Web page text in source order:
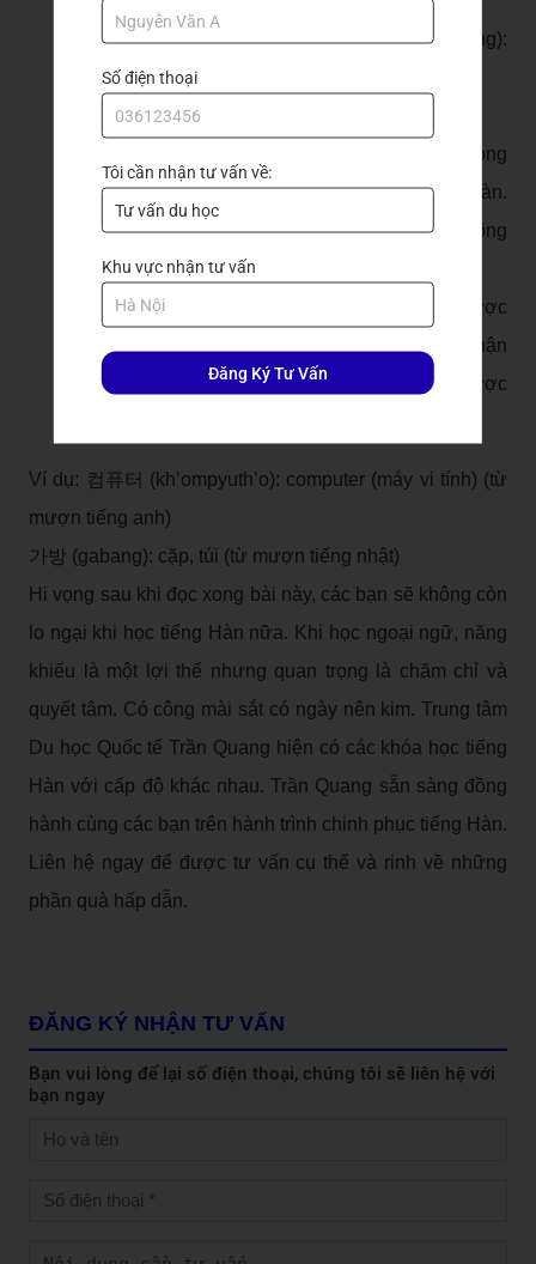
Ví dụ: 기숙사 (kisuksa): kí túc xá, 학생 (hakseng):
học sinh,
준비 (junbi): chuẩn bị,...
Cho nên nếu bạn có vốn từ vựng Hán-Việt phong
phú sẽ giúp ích rất nhiều cho việc học tiếng Hàn.
Bạn sẽ bắt gặp rất nhiều từ âm Hán mà bạn không
biết nhưng có thể dễ dàng đoán nghĩa.
Nhờ quá trình hội nhập, nhiều nét văn hóa được
du nhập vào Hàn Quốc. Cùng với đó, một bộ phận
những từ mượn từ tiếng nước ngoài cũng được
Ví dụ: 컴퓨터 (kh’ompyuth’o): computer (máy vi tính) (từ
mượn tiếng anh)
가방 (gabang): cặp, túi (từ mượn tiếng nhật)
Hi vọng sau khi đọc xong bài này, các bạn sẽ không còn
lo ngại khi học tiếng Hàn nữa. Khi học ngoại ngữ, năng
khiếu là một lợi thế nhưng quan trọng là chăm chỉ và
quyết tâm. Có công mài sắt có ngày nên kim. Trung tâm
Du học Quốc tế Trần Quang hiện có các khóa học tiếng
Hàn với cấp độ khác nhau. Trần Quang sẵn sàng đồng
hành cùng các bạn trên hành trình chinh phục tiếng Hàn.
Liên hệ ngay để được tư vấn cụ thể và rinh về những
phần quà hấp dẫn.
ĐĂNG KÝ NHẬN TƯ VẤN
Bạn vui lòng để lại số điện thoại, chúng tôi sẽ liên hệ với
bạn ngay
Số điện thoại
Tôi cần nhận tư vấn về:
Khu vực nhận tư vấn
Đăng Ký Tư Vấn